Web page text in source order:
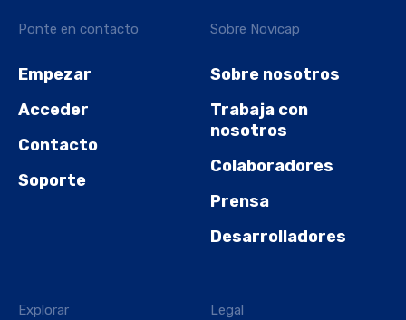
Ponte en contacto
Empezar
Acceder
Contacto
Soporte
Sobre Novicap
Sobre nosotros
Trabaja con
nosotros
Colaboradores
Prensa
Desarrolladores
Explorar Legal